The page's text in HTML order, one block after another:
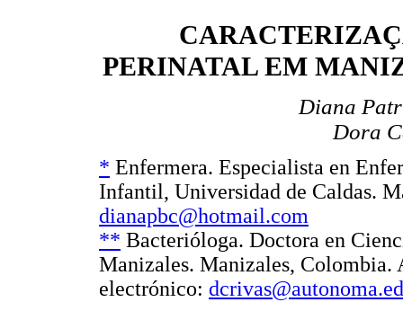
PERINATAL EM
Diana
Dora
* Enfermera. Especialista en
Infantil, Universidad de Caldas.
dianapbc@hotmail.com
** Bacterióloga. Doctora en
Manizales. Manizales, Colombia.
electrónico: